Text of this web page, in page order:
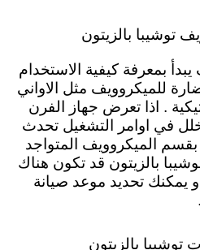
توشيبا بالزيتون
بمعرفة كيفية الاستخدام
للميكروويف مثل الاواني
. اذا تعرض جهاز الفرن
في اوامر التشغيل تحدث
الميكروويف المتواجد
بالزيتون قد تكون هناك
يمكنك تحديد موعد صيانة
توشيبا بالزيتون